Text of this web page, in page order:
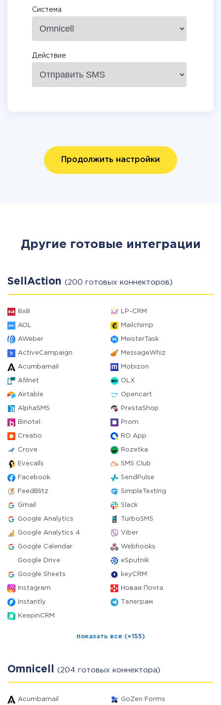
Система
Действие
Продолжить настройки
Другие готовые интеграции
SellAction (200 готовых коннекторов)
8x8 LP-CRM
AOL Mailchimp
AWeber MeisterTask
ActiveCampaign MessageWhiz
Acumbamail Mobizon
Afilnet OLX
Airtable Opencart
AlphaSMS PrestaShop
Binotel Prom
Creatio RO App
Crove Rozetka
Evecalls SMS Club
Facebook SendPulse
FeedBlitz SimpleTexting
Gmail Slack
Google Analytics TurboSMS
Google Analytics 4 Viber
Google Calendar Webhooks
Google Drive eSputnik
Google Sheets keyCRM
Instagram Новая Почта
Instantly Телеграм
KeepinCRM
показать все (+155)
Omnicell (204 готовых коннектора)
Acumbamail GoZen Forms